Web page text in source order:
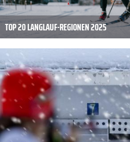
TOP 20 LANGLAUF-REGIONEN 2025